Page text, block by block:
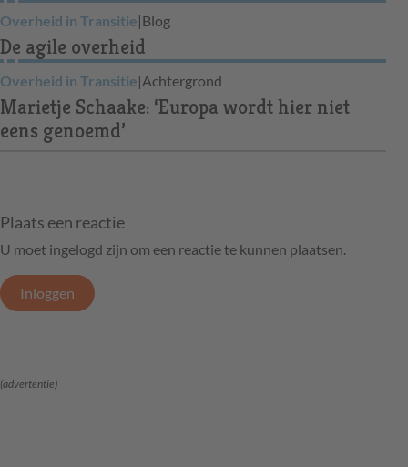
Overheid in Transitie|Blog
De agile overheid
Overheid in Transitie|Achtergrond
Marietje Schaake: ‘Europa wordt hier niet
eens genoemd’
Plaats een reactie
U moet ingelogd zijn om een reactie te kunnen plaatsen.
Inloggen
(advertentie)